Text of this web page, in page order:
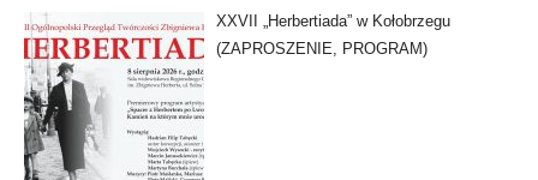
XXVII „Herbertiada” w Kołobrzegu
(ZAPROSZENIE, PROGRAM)